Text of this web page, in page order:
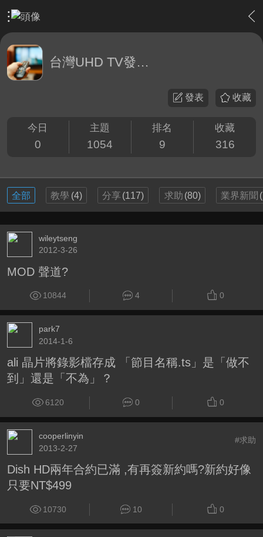
綜合討論區 › 台灣UHD TV發展討論區
台灣UHD TV發展討論區
收藏
發表
今日
0
主題
1054
排名
9
收藏
316
全部 教學 (4) 分享 (117) 求助 (80) 業界新聞
wileytseng
2012-3-26
MOD 聲道?
10844 4 0
park7
2014-1-6
ali 晶片將錄影檔存成 「節目名稱.ts」是「做不
到」還是「不為」？
6120 0 0
cooperlinyin
2013-2-27
#求助
Dish HD兩年合約已滿 ,有再簽新約嗎?新約好像
只要NT$499
10730 10 0